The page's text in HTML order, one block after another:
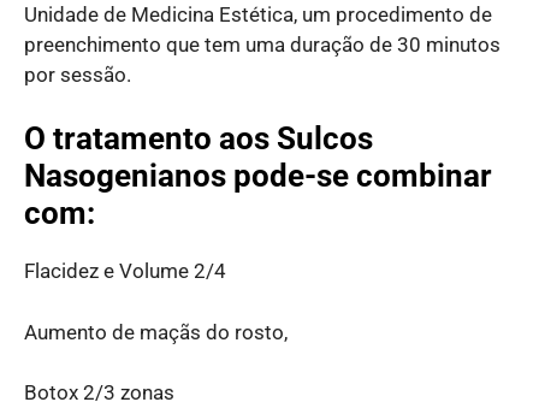
Unidade de Medicina Estética, um procedimento de
preenchimento que tem uma duração de 30 minutos
por sessão.
O tratamento aos Sulcos
Nasogenianos pode-se combinar
com:
Flacidez e Volume 2/4
Aumento de maçãs do rosto,
Botox 2/3 zonas